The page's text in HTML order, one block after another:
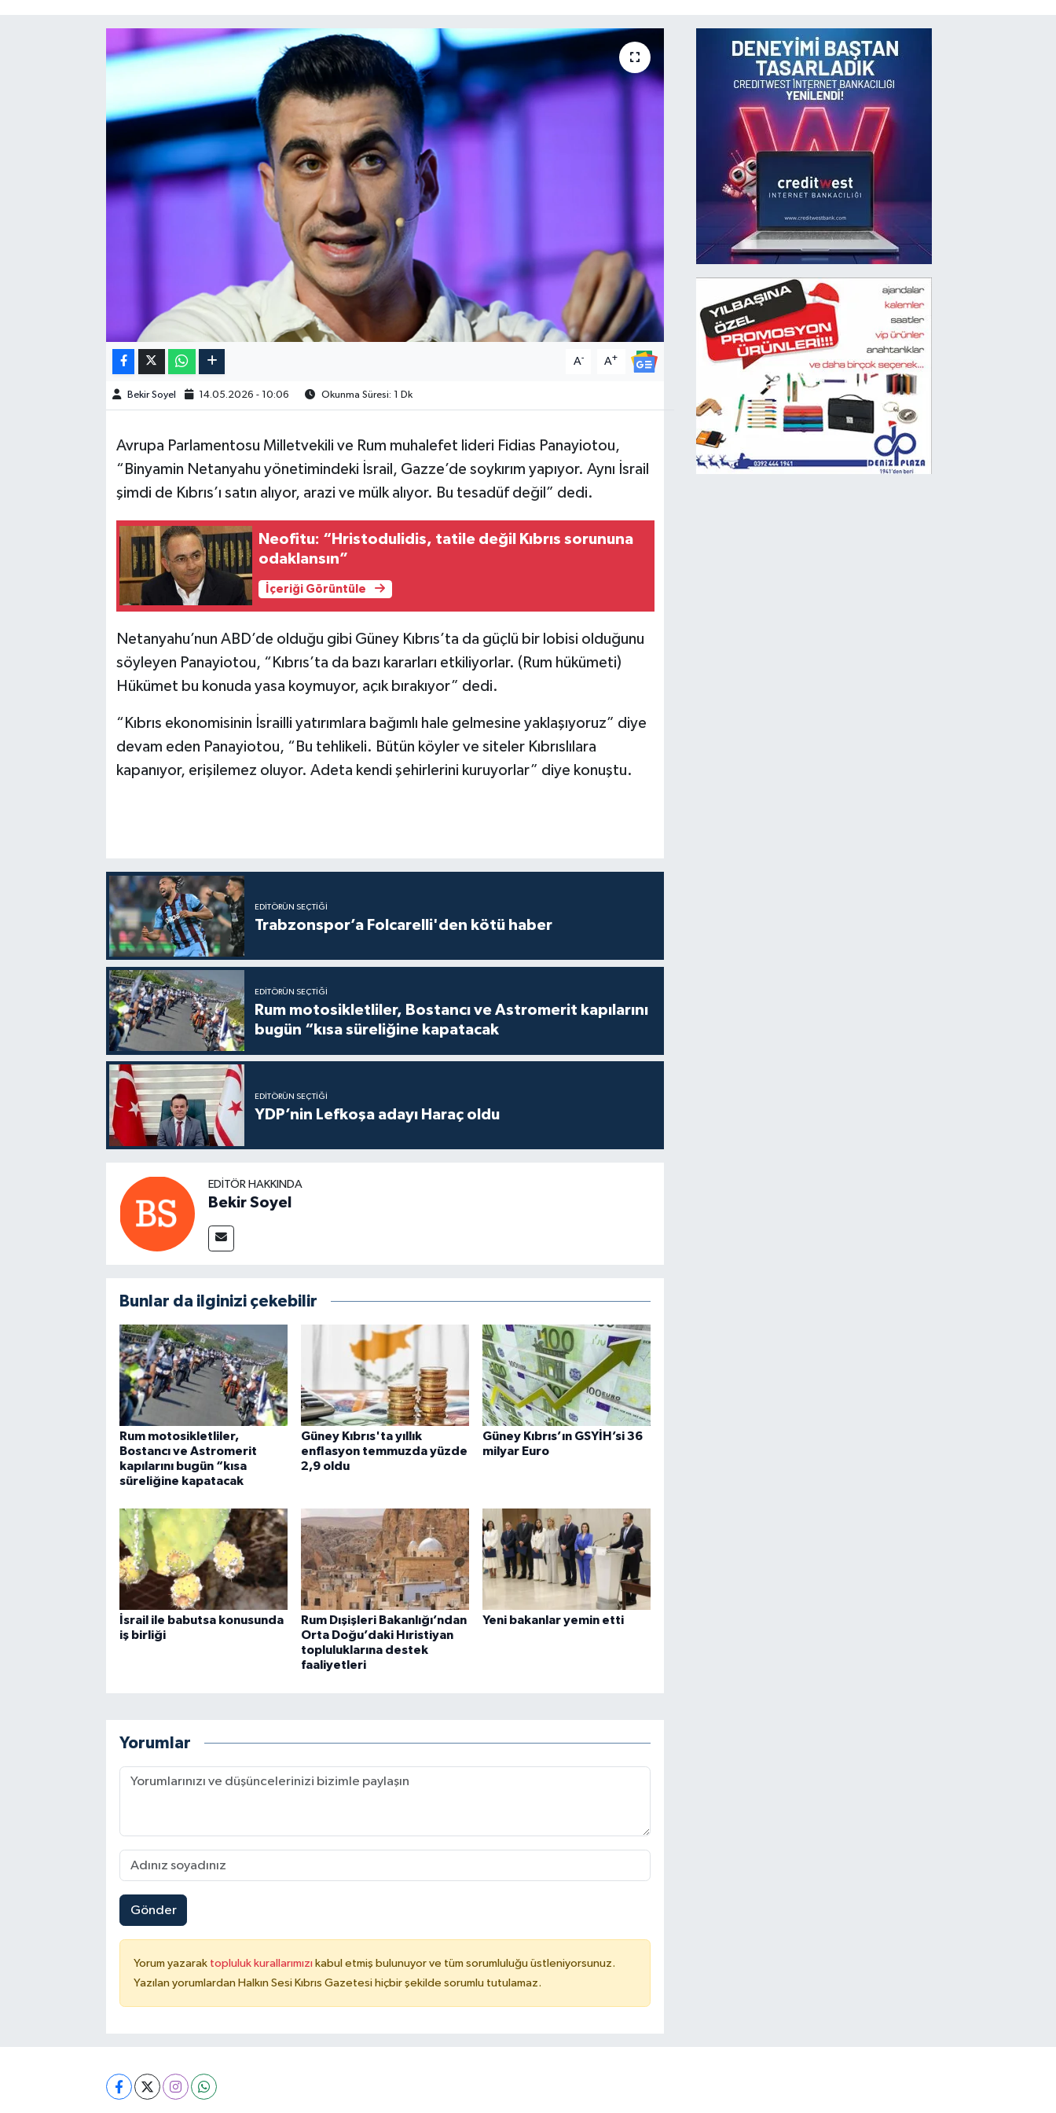
A- A+
Bekir Soyel 14.05.2026 - 10:06 Okunma Süresi: 1 Dk
Avrupa Parlamentosu Milletvekili ve Rum muhalefet lideri Fidias Panayiotou,
“Binyamin Netanyahu yönetimindeki İsrail, Gazze’de soykırım yapıyor. Aynı İsrail
şimdi de Kıbrıs’ı satın alıyor, arazi ve mülk alıyor. Bu tesadüf değil” dedi.
Neofitu: “Hristodulidis, tatile değil Kıbrıs sorununa
odaklansın”
İçeriği Görüntüle
Netanyahu’nun ABD’de olduğu gibi Güney Kıbrıs’ta da güçlü bir lobisi olduğunu
söyleyen Panayiotou, “Kıbrıs’ta da bazı kararları etkiliyorlar. (Rum hükümeti)
Hükümet bu konuda yasa koymuyor, açık bırakıyor” dedi.
“Kıbrıs ekonomisinin İsrailli yatırımlara bağımlı hale gelmesine yaklaşıyoruz” diye
devam eden Panayiotou, “Bu tehlikeli. Bütün köyler ve siteler Kıbrıslılara
kapanıyor, erişilemez oluyor. Adeta kendi şehirlerini kuruyorlar” diye konuştu.
EDITÖRÜN SEÇTIĞI
Trabzonspor’a Folcarelli'den kötü haber
EDITÖRÜN SEÇTIĞI
Rum motosikletliler, Bostancı ve Astromerit kapılarını
bugün “kısa süreliğine kapatacak
EDITÖRÜN SEÇTIĞI
YDP’nin Lefkoşa adayı Haraç oldu
EDITÖR HAKKINDA
Bekir Soyel
Bunlar da ilginizi çekebilir
Rum motosikletliler,
Bostancı ve Astromerit
kapılarını bugün “kısa
süreliğine kapatacak
Güney Kıbrıs'ta yıllık
enflasyon temmuzda yüzde
2,9 oldu
Güney Kıbrıs’ın GSYİH’si 36
milyar Euro
İsrail ile babutsa konusunda
iş birliği
Rum Dışişleri Bakanlığı’ndan
Orta Doğu’daki Hıristiyan
topluluklarına destek
faaliyetleri
Yeni bakanlar yemin etti
Yorumlar
Gönder
Yorum yazarak topluluk kurallarımızı kabul etmiş bulunuyor ve tüm sorumluluğu üstleniyorsunuz.
Yazılan yorumlardan Halkın Sesi Kıbrıs Gazetesi hiçbir şekilde sorumlu tutulamaz.